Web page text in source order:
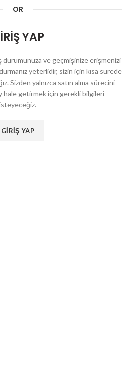
OR
YAP
ve geçmişinize erişmenizi
yeterlidir, sizin için kısa sürede
Sizden yalnızca satın alma sürecini
hale getirmek için gerekli bilgileri
GIRIŞ YAP